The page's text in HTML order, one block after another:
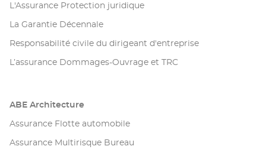
L'Assurance Protection juridique
La Garantie Décennale
Responsabilité civile du dirigeant d'entreprise
L’assurance Dommages-Ouvrage et TRC
ABE Architecture
Assurance Flotte automobile
Assurance Multirisque Bureau